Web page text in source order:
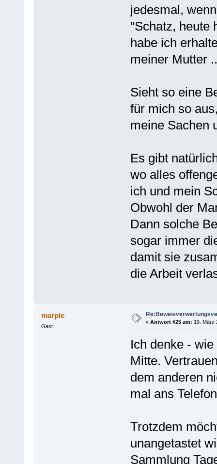
jedesmal,
"Schatz, heute
habe ich
meiner Mutter
Sieht so eine
für mich so
meine Sachen
Es gibt
wo alles
ich und mein
Obwohl der
Dann solche
sogar immer
damit sie
die Arbeit
marple
Gast
« Antwort #25 am: 19. März
Ich denke -
Mitte.
dem anderen
mal ans
Trotzdem
unangetastet
Sammlung